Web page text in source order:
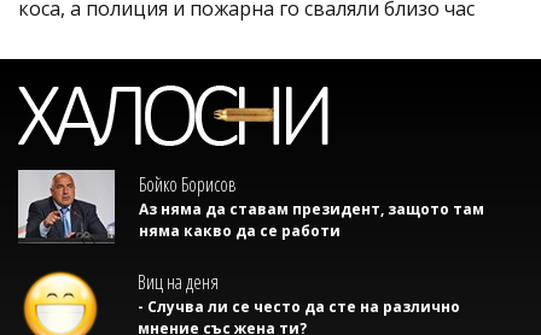
коса, а полиция и пожарна го сваляли близо час
Бойко Борисов
Аз няма да ставам президент, защото там
няма какво да се работи
Виц на деня
- Случва ли се често да сте на различно
мнение със жена ти?